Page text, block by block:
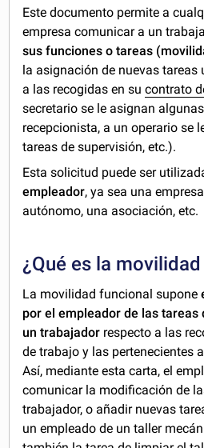
Este documento permite a
empresa comunicar a un
sus funciones o tareas
la asignación de nuevas
a las recogidas en sucontrato
secretario se le asignan
recepcionista, a un operario se
tareas de supervisión, etc.).
Esta solicitud puede ser
empleador, ya sea una
autónomo, una asociación, etc.
¿Qué es la
La movilidad funcional supone
por el empleador de las
un trabajador respecto a las
de trabajo y las pertenecientes
Así, mediante esta carta, el
comunicar la modificación de
trabajador, o añadir nuevas
un empleado de un taller